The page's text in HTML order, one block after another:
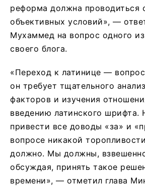
реформа должна проводиться
объективных условий», —
Мухаммед на вопрос одного
своего блога.
«Переход к латинице —
он требует тщательного
факторов и изучения
введению латинского шрифта.
привести все доводы «за» и
вопросе никакой
должно. Мы должны,
обсуждая, принять такое
времени», — отметил глава